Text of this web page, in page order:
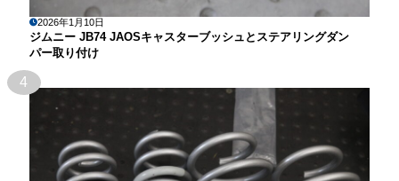
2026年1月10日
ジムニー JB74 JAOSキャスターブッシュとステアリングダン
パー取り付け
4